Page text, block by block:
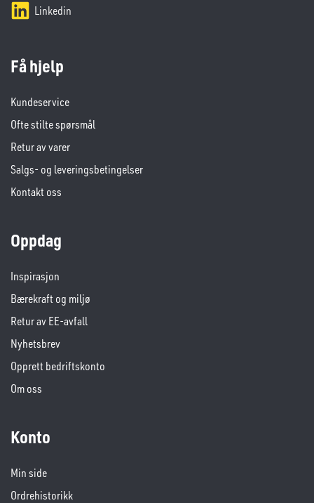
Linkedin
Få hjelp
Kundeservice
Ofte stilte spørsmål
Retur av varer
Salgs- og leveringsbetingelser
Kontakt oss
Oppdag
Inspirasjon
Bærekraft og miljø
Retur av EE-avfall
Nyhetsbrev
Opprett bedriftskonto
Om oss
Konto
Min side
Ordrehistorikk